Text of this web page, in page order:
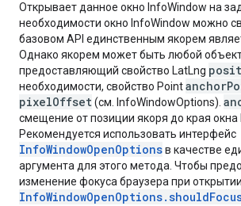
Открывает данное окно InfoWindow на
необходимости окно InfoWindow можно
базовом API единственным якорем
Однако якорем может быть любой
предоставляющий свойство LatLng
необходимости, свойство Point
pixelOffset(см. InfoWindowOptions).
смещение от позиции якоря до края окна
Рекомендуется использовать интерфейс
InfoWindowOpenOptionsв качестве
аргумента для этого метода. Чтобы
изменение фокуса браузера при